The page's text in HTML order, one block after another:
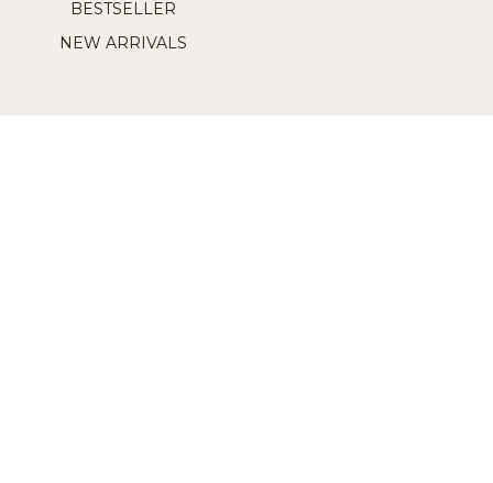
BESTSELLER
NEW ARRIVALS